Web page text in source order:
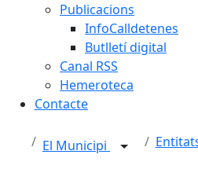
Publicacions
InfoCalldetenes
Butlletí digital
Canal RSS
Hemeroteca
Contacte
El Municipi